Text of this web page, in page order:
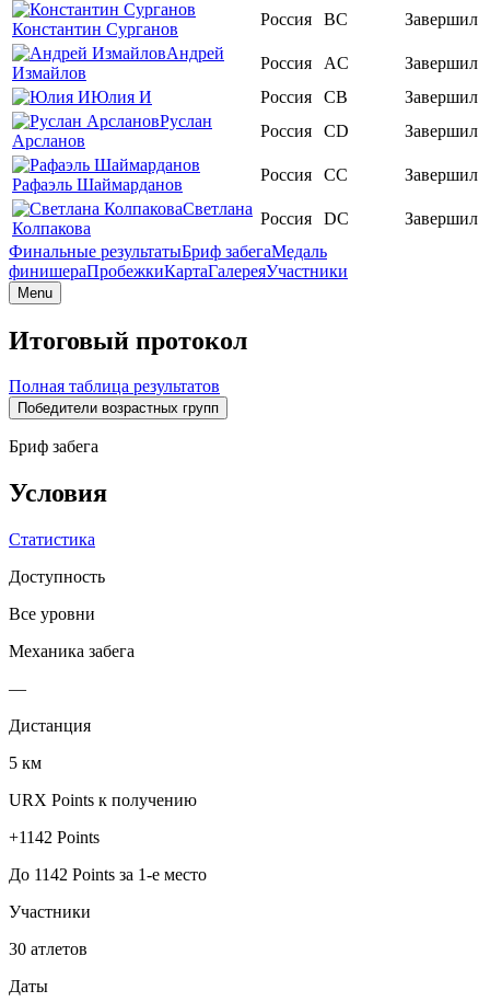
Константин Сурганов
Россия BC
Завершил
Андрей
Измайлов
Россия AC
Завершил
Юлия И
Россия CB
Завершил
Руслан
Арсланов
Россия CD Завершил
Рафаэль Шаймарданов
Россия CC
Завершил
Светлана
Колпакова
Россия DC
Завершил
Финальные результатыБриф забегаМедаль
финишераПробежкиКартаГалереяУчастники
Menu
Итоговый протокол
Полная таблица результатов
Победители возрастных групп
Бриф забега
Условия
Статистика
Доступность
Все уровни
Механика забега
—
Дистанция
5 км
URX Points к получению
+1142 Points
До 1142 Points за 1-е место
Участники
30 атлетов
Даты